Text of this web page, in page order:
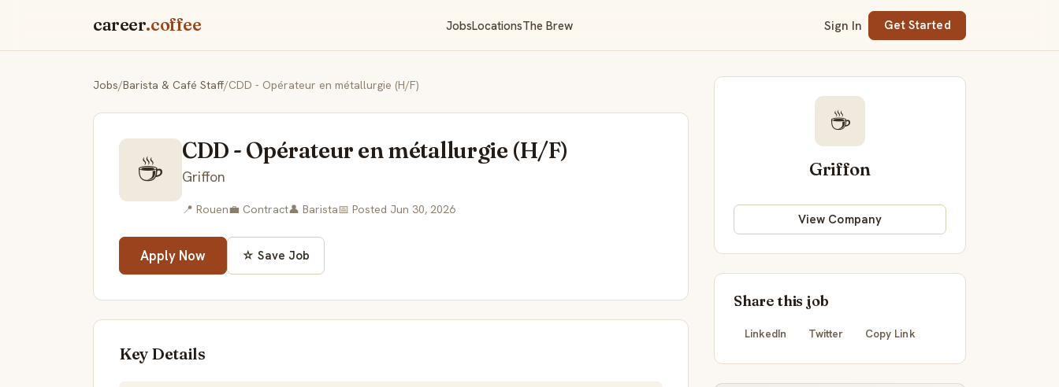
career.coffee JobsLocationsThe Brew Sign In Get Started
Jobs/Barista & Café Staff/CDD - Opérateur en métallurgie (H/F)
☕ CDD - Opérateur en métallurgie (H/F)
Griffon
📍 Rouen💼 Contract👤 Barista📅 Posted Jun 30, 2026
Apply Now ☆ Save Job
Key Details
☕
Griffon
View Company
Share this job
LinkedIn Twitter Copy Link